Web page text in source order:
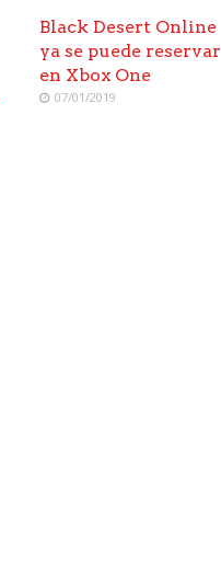
Black Desert Online
ya se puede reservar
en Xbox One
07/01/2019